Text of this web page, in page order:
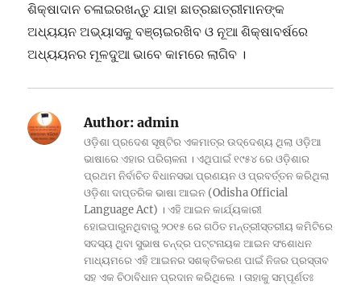
ଶିକ୍ଷାଦାନ ଚଳାଇରଖନ୍ତୁ ଯାହା ଛାତ୍ରଛାତ୍ରୀମାନଙ୍କ
ଅଧ୍ୟୟନ ଅଭ୍ୟାସକୁ ବଞ୍ଚାଇରଖିବ ଓ ନୂଆ ଶିକ୍ଷାବର୍ଷରେ
ଅଧ୍ୟୟନର ମୂଳଦୁଆ ଭାବେ କାମରେ ଲାଗିବ ।
Author: admin
ଓଡ଼ିଶା ପ୍ରଦେଶ ସୃଷ୍ଟିର ଏକମାତ୍ର ଉଦ୍ଦେଶ୍ୟ ଥିଲା ଓଡ଼ିଆ
ଭାଷାରେ ଏହାର ପରିଚାଳନା । ଏଥିପାଇଁ ୧୯୫୪ ରେ ଓଡ଼ିଶାର
ପ୍ରଥମ ନିର୍ବାଚିତ ବିଧାନସଭା ପ୍ରଣୟନ ଓ ପ୍ରବର୍ତ୍ତନ କରିଥିଲା
ଓଡ଼ିଶା ଦାପ୍ତରିକ ଭାଷା ଆଇନ (Odisha Official
Language Act) । ଏହି ଆଇନ କାର୍ଯ୍ୟକାରୀ
ହୋଇପାରୁନଥିବାରୁ ୨୦୧୫ ରେ ଗଠିତ ମନ୍ତ୍ରୀସ୍ତରୀୟ କମିଟିରେ
ସଦସ୍ୟ ଥିବା ସୁଭାଷ ଚନ୍ଦ୍ର ପଟ୍ଟନାୟକ ଆଇନ ସଂଶୋଧନ
ମାଧ୍ୟମରେ ଏହି ଆଇନର ସଶକ୍ତିକରଣ ପାଇଁ ନିଜର ପ୍ରସ୍ତାବ
ସହ ଏକ ଚିଠାବିଧାନ ପ୍ରଦାନ କରିଥିଲେ । ତାହାକୁ ସମ୍ପୂର୍ଣତଃ